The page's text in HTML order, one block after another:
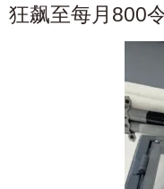
狂飙至每月800令